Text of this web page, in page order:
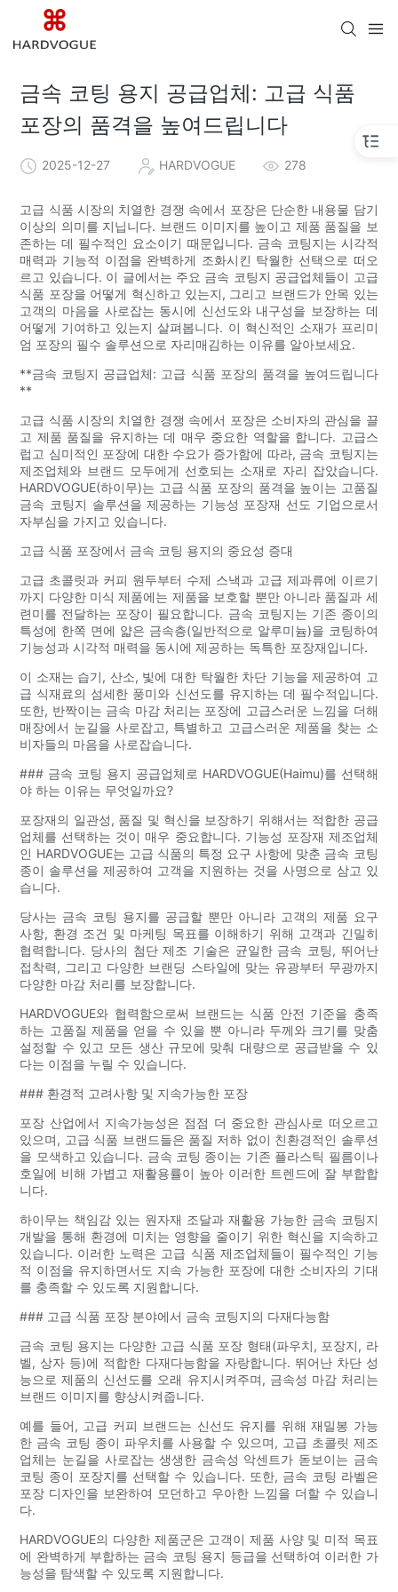
금속 코팅 용지 공급업체: 고급 식품
포장의 품격을 높여드립니다
2025-12-27 HARDVOGUE 278
고급 식품 시장의 치열한 경쟁 속에서 포장은 단순한 내용물 담기
이상의 의미를 지닙니다. 브랜드 이미지를 높이고 제품 품질을 보
존하는 데 필수적인 요소이기 때문입니다. 금속 코팅지는 시각적
매력과 기능적 이점을 완벽하게 조화시킨 탁월한 선택으로 떠오
르고 있습니다. 이 글에서는 주요 금속 코팅지 공급업체들이 고급
식품 포장을 어떻게 혁신하고 있는지, 그리고 브랜드가 안목 있는
고객의 마음을 사로잡는 동시에 신선도와 내구성을 보장하는 데
어떻게 기여하고 있는지 살펴봅니다. 이 혁신적인 소재가 프리미
엄 포장의 필수 솔루션으로 자리매김하는 이유를 알아보세요.
**금속 코팅지 공급업체: 고급 식품 포장의 품격을 높여드립니다
**
고급 식품 시장의 치열한 경쟁 속에서 포장은 소비자의 관심을 끌
고 제품 품질을 유지하는 데 매우 중요한 역할을 합니다. 고급스
럽고 심미적인 포장에 대한 수요가 증가함에 따라, 금속 코팅지는
제조업체와 브랜드 모두에게 선호되는 소재로 자리 잡았습니다.
HARDVOGUE(하이무)는 고급 식품 포장의 품격을 높이는 고품질
금속 코팅지 솔루션을 제공하는 기능성 포장재 선도 기업으로서
자부심을 가지고 있습니다.
고급 식품 포장에서 금속 코팅 용지의 중요성 증대
고급 초콜릿과 커피 원두부터 수제 스낵과 고급 제과류에 이르기
까지 다양한 미식 제품에는 제품을 보호할 뿐만 아니라 품질과 세
련미를 전달하는 포장이 필요합니다. 금속 코팅지는 기존 종이의
특성에 한쪽 면에 얇은 금속층(일반적으로 알루미늄)을 코팅하여
기능성과 시각적 매력을 동시에 제공하는 독특한 포장재입니다.
이 소재는 습기, 산소, 빛에 대한 탁월한 차단 기능을 제공하여 고
급 식재료의 섬세한 풍미와 신선도를 유지하는 데 필수적입니다.
또한, 반짝이는 금속 마감 처리는 포장에 고급스러운 느낌을 더해
매장에서 눈길을 사로잡고, 특별하고 고급스러운 제품을 찾는 소
비자들의 마음을 사로잡습니다.
### 금속 코팅 용지 공급업체로 HARDVOGUE(Haimu)를 선택해
야 하는 이유는 무엇일까요?
포장재의 일관성, 품질 및 혁신을 보장하기 위해서는 적합한 공급
업체를 선택하는 것이 매우 중요합니다. 기능성 포장재 제조업체
인 HARDVOGUE는 고급 식품의 특정 요구 사항에 맞춘 금속 코팅
종이 솔루션을 제공하여 고객을 지원하는 것을 사명으로 삼고 있
습니다.
당사는 금속 코팅 용지를 공급할 뿐만 아니라 고객의 제품 요구
사항, 환경 조건 및 마케팅 목표를 이해하기 위해 고객과 긴밀히
협력합니다. 당사의 첨단 제조 기술은 균일한 금속 코팅, 뛰어난
접착력, 그리고 다양한 브랜딩 스타일에 맞는 유광부터 무광까지
다양한 마감 처리를 보장합니다.
HARDVOGUE와 협력함으로써 브랜드는 식품 안전 기준을 충족
하는 고품질 제품을 얻을 수 있을 뿐 아니라 두께와 크기를 맞춤
설정할 수 있고 모든 생산 규모에 맞춰 대량으로 공급받을 수 있
다는 이점을 누릴 수 있습니다.
### 환경적 고려사항 및 지속가능한 포장
포장 산업에서 지속가능성은 점점 더 중요한 관심사로 떠오르고
있으며, 고급 식품 브랜드들은 품질 저하 없이 친환경적인 솔루션
을 모색하고 있습니다. 금속 코팅 종이는 기존 플라스틱 필름이나
호일에 비해 가볍고 재활용률이 높아 이러한 트렌드에 잘 부합합
니다.
하이무는 책임감 있는 원자재 조달과 재활용 가능한 금속 코팅지
개발을 통해 환경에 미치는 영향을 줄이기 위한 혁신을 지속하고
있습니다. 이러한 노력은 고급 식품 제조업체들이 필수적인 기능
적 이점을 유지하면서도 지속 가능한 포장에 대한 소비자의 기대
를 충족할 수 있도록 지원합니다.
### 고급 식품 포장 분야에서 금속 코팅지의 다재다능함
금속 코팅 용지는 다양한 고급 식품 포장 형태(파우치, 포장지, 라
벨, 상자 등)에 적합한 다재다능함을 자랑합니다. 뛰어난 차단 성
능으로 제품의 신선도를 오래 유지시켜주며, 금속성 마감 처리는
브랜드 이미지를 향상시켜줍니다.
예를 들어, 고급 커피 브랜드는 신선도 유지를 위해 재밀봉 가능
한 금속 코팅 종이 파우치를 사용할 수 있으며, 고급 초콜릿 제조
업체는 눈길을 사로잡는 생생한 금속성 악센트가 돋보이는 금속
코팅 종이 포장지를 선택할 수 있습니다. 또한, 금속 코팅 라벨은
포장 디자인을 보완하여 모던하고 우아한 느낌을 더할 수 있습니
다.
HARDVOGUE의 다양한 제품군은 고객이 제품 사양 및 미적 목표
에 완벽하게 부합하는 금속 코팅 용지 등급을 선택하여 이러한 가
능성을 탐색할 수 있도록 지원합니다.